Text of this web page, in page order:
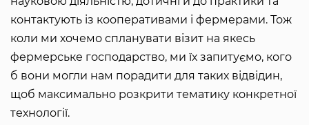
контактують із кооперативами і фермерами. Тож
коли ми хочемо спланувати візит на якесь
фермерське господарство, ми їх запитуємо, кого
б вони могли нам порадити для таких відвідин,
щоб максимально розкрити тематику конкретної
технології.